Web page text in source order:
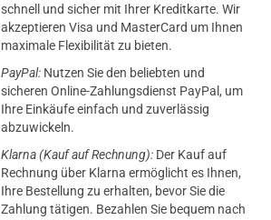
schnell und sicher mit Ihrer Kreditkarte. Wir
akzeptieren Visa und MasterCard um Ihnen
maximale Flexibilität zu bieten.
PayPal: Nutzen Sie den beliebten und
sicheren Online-Zahlungsdienst PayPal, um
Ihre Einkäufe einfach und zuverlässig
abzuwickeln.
Klarna (Kauf auf Rechnung): Der Kauf auf
Rechnung über Klarna ermöglicht es Ihnen,
Ihre Bestellung zu erhalten, bevor Sie die
Zahlung tätigen. Bezahlen Sie bequem nach